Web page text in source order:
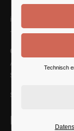
info@yourmail.com
+01 444 888 424
Cybersteel Inc.
Address: 376-293
San Francisco, CA
SEE ON MAP
Follow Us
Technisch